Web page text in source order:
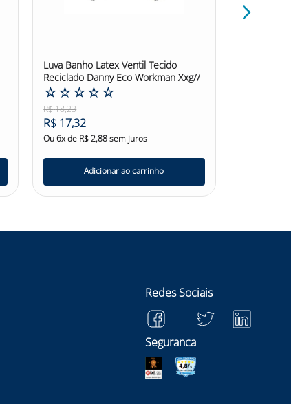
Luva Banho Latex Ventil Tecido
Reciclado Danny Eco Workman Xxg//
☆☆☆☆☆
R$18,23
R$ 17,32
Ou6x de R$2,88sem juros
Adicionar ao carrinho
Redes Sociais
Seguranca